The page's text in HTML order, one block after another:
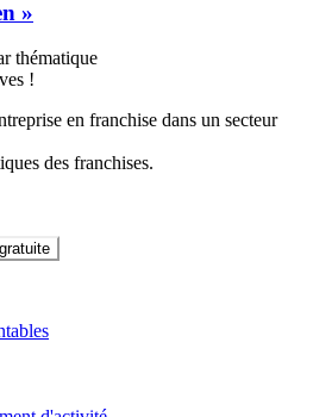
»
thématique
!
en franchise dans un secteur
des franchises.